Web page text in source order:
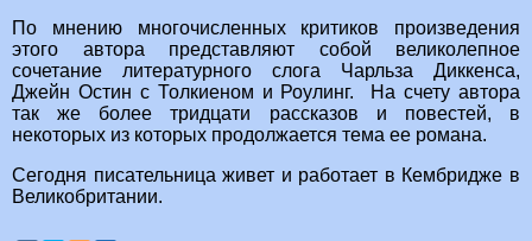
По мнению многочисленных критиков произведения
этого автора представляют собой великолепное
сочетание литературного слога Чарльза Диккенса,
Джейн Остин с Толкиеном и Роулинг. На счету автора
так же более тридцати рассказов и повестей, в
некоторых из которых продолжается тема ее романа.
Сегодня писательница живет и работает в Кембридже в
Великобритании.